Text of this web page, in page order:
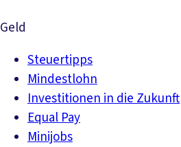
Geld
Steuertipps
Mindestlohn
Investitionen in die Zukunft
Equal Pay
Minijobs